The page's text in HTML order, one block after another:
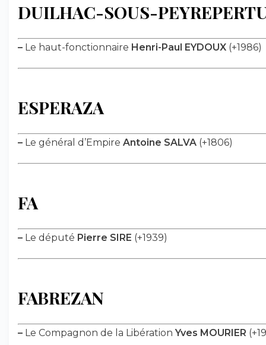
DUILHAC-SOUS-
– Le haut-fonctionnaire Henri-Paul EYDOUX (+1986)
ESPERAZA
– Le général d’Empire Antoine SALVA (+1806)
FA
– Le député Pierre SIRE (+1939)
FABREZAN
– Le Compagnon de la LibérationYves MOURIER